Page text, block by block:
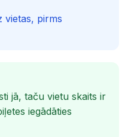
vietas, pirms
jā, taču vietu skaits ir
iegādāties